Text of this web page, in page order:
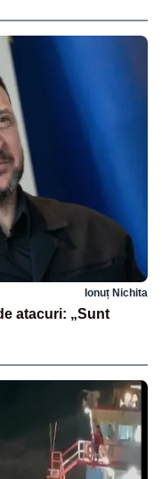
Ionuț Nichita
atacuri: „Sunt